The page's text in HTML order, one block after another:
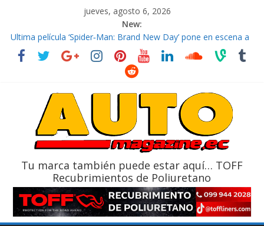
jueves, agosto 6, 2026
New:
El costo de tener un vehículo gana protagonismo a la hora de
decidir
Ultima película ‘Spider‑Man: Brand New Day’ pone en escena a
La Vuelta al Ecuador 2026, edición 47ª, recorre 7 provincias en 8
La FEDAK recibe 12 Sinotruk Bolden para cubrir las rutas de La
Tu marca también puede estar aquí… TOFF
Recubrimientos de Poliuretano